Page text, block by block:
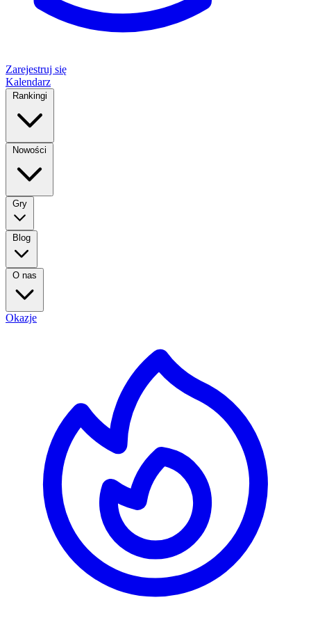
Zarejestruj się
Kalendarz
Rankingi
Nowości
Gry
Blog
O nas
Okazje